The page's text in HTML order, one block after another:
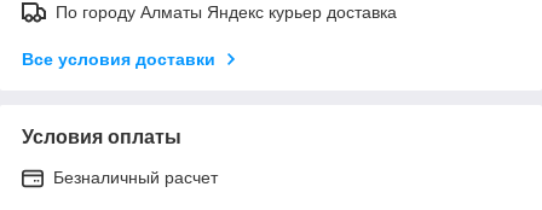
По городу Алматы Яндекс курьер доставка
Все условия доставки
Условия оплаты
Безналичный расчет